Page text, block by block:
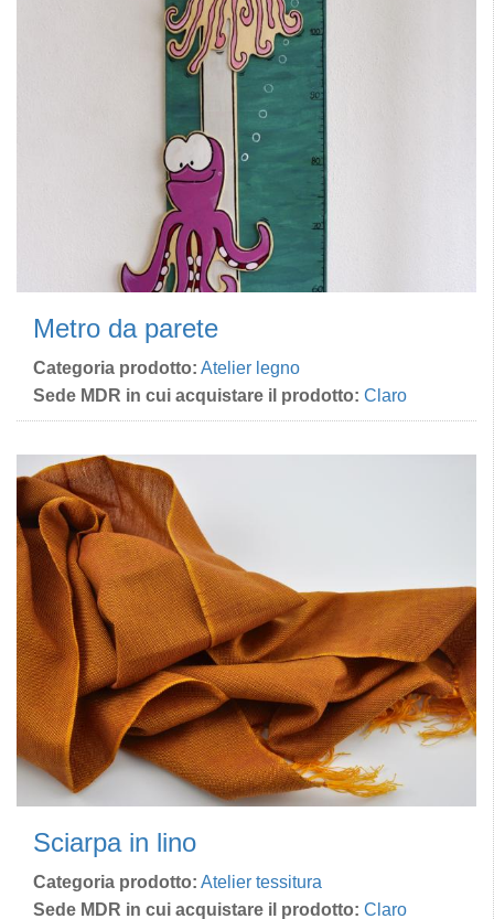
Metro da parete
Categoria prodotto: Atelier legno
Sede MDR in cui acquistare il prodotto: Claro
Sciarpa in lino
Categoria prodotto: Atelier tessitura
Sede MDR in cui acquistare il prodotto: Claro